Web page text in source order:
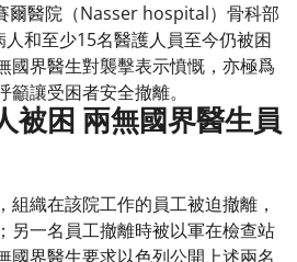
爾醫院（Nasser hospital）骨科部
和至少15名醫護人員至今仍被困
國界醫生對襲擊表示憤慨，亦極爲
讓受困者安全撤離。
被困 兩無國界醫生員
組織在該院工作的員工被迫撤離，
另一名員工撤離時被以軍在檢查站
國界醫生要求以色列公開上述兩名